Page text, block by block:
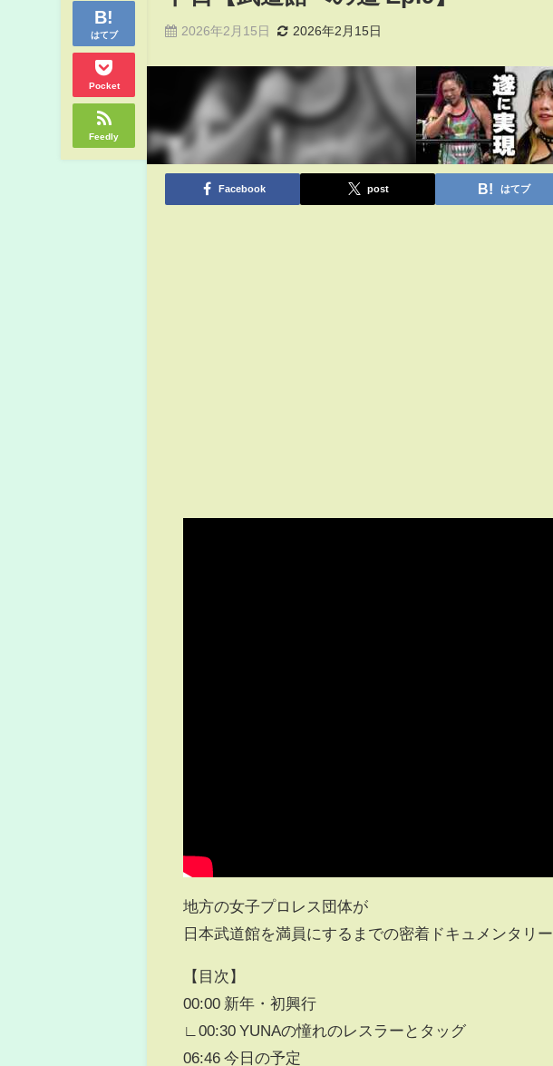
はてブ
Pocket
Feedly
2026年2月15日 2026年2月15日
Facebook post はてブ
地方の女子プロレス団体が
日本武道館を満員にするまでの密着ドキュメンタリー
【目次】
00:00 新年・初興行
∟00:30 YUNAの憧れのレスラーとタッグ
06:46 今日の予定